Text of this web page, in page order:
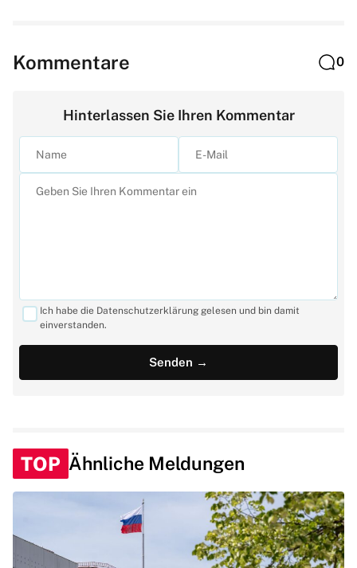
Kommentare 0
Hinterlassen Sie Ihren Kommentar
Ich habe die Datenschutzerklärung gelesen und bin damit
einverstanden.
TOP Ähnliche Meldungen